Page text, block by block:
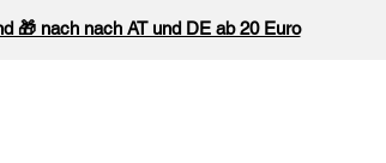
🎁 nach nach AT und DE ab 20 Euro